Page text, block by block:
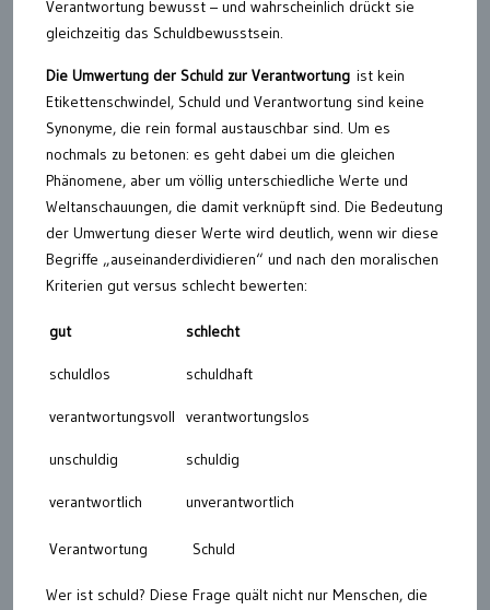
Verantwortung bewusst – und wahrscheinlich drückt sie
gleichzeitig das Schuldbewusstsein.
Die Umwertung der Schuld zur Verantwortung ist kein
Etikettenschwindel, Schuld und Verantwortung sind keine
Synonyme, die rein formal austauschbar sind. Um es
nochmals zu betonen: es geht dabei um die gleichen
Phänomene, aber um völlig unterschiedliche Werte und
Weltanschauungen, die damit verknüpft sind. Die Bedeutung
der Umwertung dieser Werte wird deutlich, wenn wir diese
Begriffe „auseinanderdividieren“ und nach den moralischen
Kriterien gut versus schlecht bewerten:
gut
schuldlos
verantwortungsvoll
unschuldig
verantwortlich
schlecht
schuldhaft
verantwortungslos
schuldig
unverantwortlich
Verantwortung Schuld
Wer ist schuld? Diese Frage quält nicht nur Menschen, die